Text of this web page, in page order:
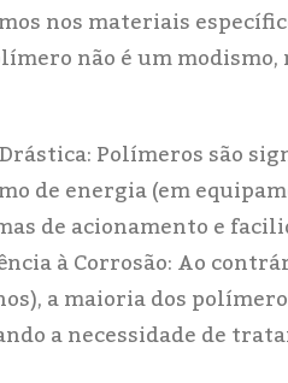
nos materiais
não é um
Drástica: Polímeros são
de energia (em
de acionamento e
à Corrosão: Ao
a maioria dos
a necessidade de